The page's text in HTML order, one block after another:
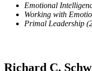
Emotional
Working with
Primal Leadership
Richard C.